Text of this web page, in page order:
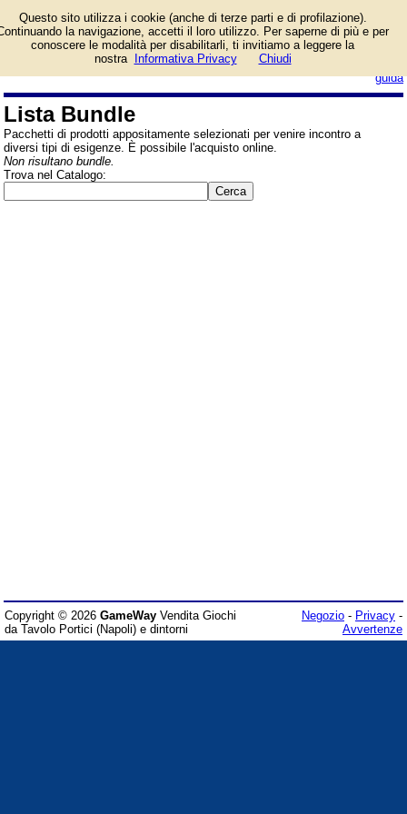
guida
Offerte e pacchetti di
prodotti selezionati per
esigenze specifiche.
Giochi da Tavolo, di Carte e Puzzle
Lista Bundle
Pacchetti di prodotti appositamente selezionati per venire incontro a
diversi tipi di esigenze. È possibile l'acquisto online.
Non risultano bundle.
Trova nel Catalogo:
Copyright © 2026 GameWay Vendita Giochi
da Tavolo Portici (Napoli) e dintorni
Negozio - Privacy -
Avvertenze
Questo sito utilizza i cookie (anche di terze parti e di profilazione).
la navigazione, accetti il loro utilizzo. Per saperne di più e per
conoscere le modalità per disabilitarli, ti invitiamo a leggere la
nostra
Informativa Privacy Chiudi